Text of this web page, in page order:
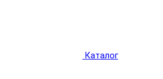
Каталог